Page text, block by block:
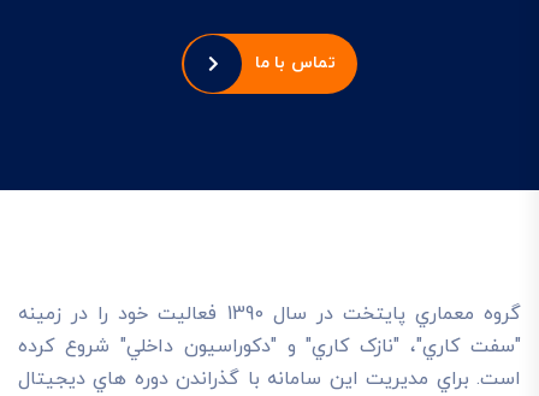
تماس با ما
گروه معماري پايتخت در سال 1390 فعاليت خود را در زمينه
"سفت کاري"، "نازک کاري" و "دکوراسيون داخلي" شروع کرده
است. براي مديريت اين سامانه با گذراندن دوره هاي ديجيتال